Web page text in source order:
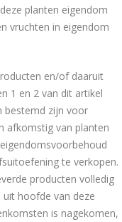
planten eigendom
vruchten in eigendom
en/of daaruit
1 en 2 van dit artikel
bestemd zijn voor
afkomstig van planten
te verkopen.
producten volledig
hoofde van deze
is nagekomen,